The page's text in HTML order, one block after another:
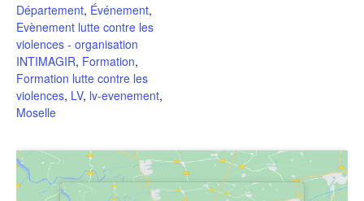
Département, Événement,
Evènement lutte contre les
violences - organisation
INTIMAGIR, Formation,
Formation lutte contre les
violences, LV, lv-evenement,
Moselle